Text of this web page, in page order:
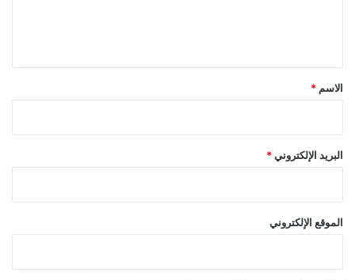
*
الاسم *
البريد الإلكتروني *
الموقع الإلكتروني